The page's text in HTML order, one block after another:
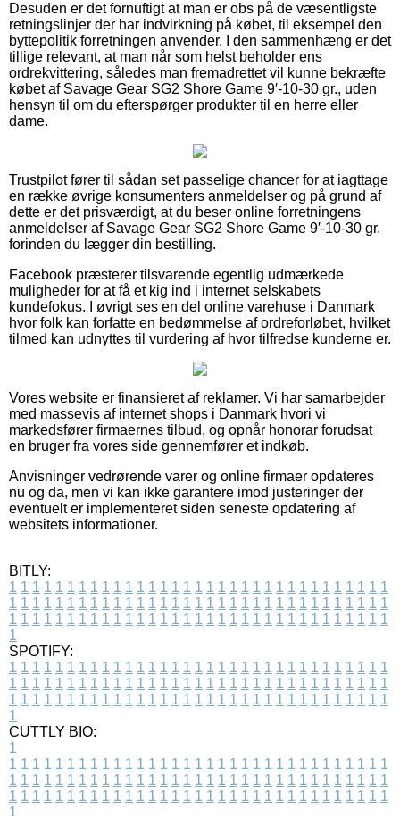
Desuden er det fornuftigt at man er obs på de væsentligste
retningslinjer der har indvirkning på købet, til eksempel den
byttepolitik forretningen anvender. I den sammenhæng er det
tillige relevant, at man når som helst beholder ens
ordrekvittering, således man fremadrettet vil kunne bekræfte
købet af Savage Gear SG2 Shore Game 9′-10-30 gr., uden
hensyn til om du efterspørger produkter til en herre eller
dame.
Trustpilot fører til sådan set passelige chancer for at iagttage
en række øvrige konsumenters anmeldelser og på grund af
dette er det prisværdigt, at du beser online forretningens
anmeldelser af Savage Gear SG2 Shore Game 9′-10-30 gr.
forinden du lægger din bestilling.
Facebook præsterer tilsvarende egentlig udmærkede
muligheder for at få et kig ind i internet selskabets
kundefokus. I øvrigt ses en del online varehuse i Danmark
hvor folk kan forfatte en bedømmelse af ordreforløbet, hvilket
tilmed kan udnyttes til vurdering af hvor tilfredse kunderne er.
Vores website er finansieret af reklamer. Vi har samarbejder
med massevis af internet shops i Danmark hvori vi
markedsfører firmaernes tilbud, og opnår honorar forudsat
en bruger fra vores side gennemfører et indkøb.
Anvisninger vedrørende varer og online firmaer opdateres
nu og da, men vi kan ikke garantere imod justeringer der
eventuelt er implementeret siden seneste opdatering af
websitets informationer.
BITLY:
1 1 1 1 1 1 1 1 1 1 1 1 1 1 1 1 1 1 1 1 1 1 1 1 1 1 1 1 1 1 1 1 1
1 1 1 1 1 1 1 1 1 1 1 1 1 1 1 1 1 1 1 1 1 1 1 1 1 1 1 1 1 1 1 1 1
1 1 1 1 1 1 1 1 1 1 1 1 1 1 1 1 1 1 1 1 1 1 1 1 1 1 1 1 1 1 1 1 1
1
SPOTIFY:
1 1 1 1 1 1 1 1 1 1 1 1 1 1 1 1 1 1 1 1 1 1 1 1 1 1 1 1 1 1 1 1 1
1 1 1 1 1 1 1 1 1 1 1 1 1 1 1 1 1 1 1 1 1 1 1 1 1 1 1 1 1 1 1 1 1
1 1 1 1 1 1 1 1 1 1 1 1 1 1 1 1 1 1 1 1 1 1 1 1 1 1 1 1 1 1 1 1 1
1
CUTTLY BIO:
1
1 1 1 1 1 1 1 1 1 1 1 1 1 1 1 1 1 1 1 1 1 1 1 1 1 1 1 1 1 1 1 1 1
1 1 1 1 1 1 1 1 1 1 1 1 1 1 1 1 1 1 1 1 1 1 1 1 1 1 1 1 1 1 1 1 1
1 1 1 1 1 1 1 1 1 1 1 1 1 1 1 1 1 1 1 1 1 1 1 1 1 1 1 1 1 1 1 1 1
1